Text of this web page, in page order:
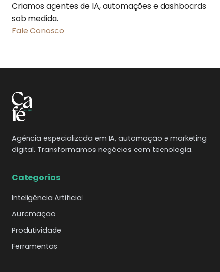
Criamos agentes de IA, automações e dashboards
sob medida.
Fale Conosco
Agência especializada em IA, automação e marketing
digital. Transformamos negócios com tecnologia.
Categorias
Inteligência Artificial
Automação
Produtividade
Ferramentas